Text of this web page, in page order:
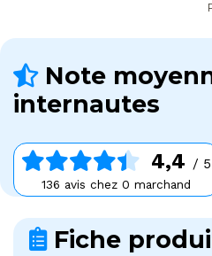
Note
internautes
4,4 / 5
136 avis chez 0 marchand
Fiche